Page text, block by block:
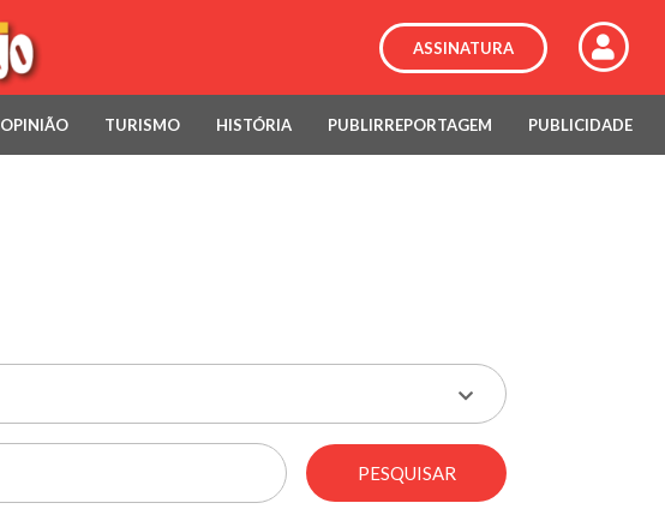
ASSINATURA
OPINIÃO TURISMO HISTÓRIA PUBLIRREPORTAGEM PUBLICIDADE
PESQUISAR